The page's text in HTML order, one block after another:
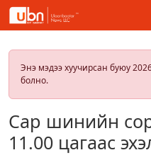
Энэ мэдээ хуучирсан буюу
болно.
Сар шинийн
11.00 цагаас